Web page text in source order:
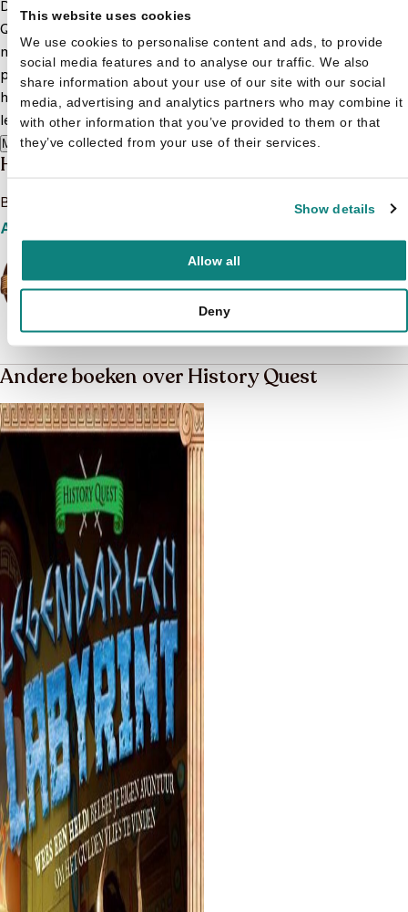
This website uses cookies
We use cookies to personalise content and ads, to provide
social media features and to analyse our traffic. We also
share information about your use of our site with our social
media, advertising and analytics partners who may combine it
with other information that you’ve provided to them or that
they’ve collected from your use of their services.
Show details
Allow all
Deny
Duik in de boeiende wereld van geschiedenis met History
Quest kinderboeken! Hier vind je een uitgebreide selectie
met avontuurlijke History Quest boeken die niet alleen
plezierig zijn om te lezen, maar ook educatieve waarde
hebben. Van spannende zoek- en doeboeken tot leerzame
leesboeken, er is voor elk kind een passend boek te vinden.
Meer lezen
History Quest
Bekijk het boeken aanbod van History Quest
Aanbod
Andere boeken over History Quest